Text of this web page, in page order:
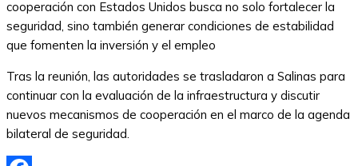
cooperación con Estados Unidos busca no solo fortalecer la
seguridad, sino también generar condiciones de estabilidad
que fomenten la inversión y el empleo
Tras la reunión, las autoridades se trasladaron a Salinas para
continuar con la evaluación de la infraestructura y discutir
nuevos mecanismos de cooperación en el marco de la agenda
bilateral de seguridad.